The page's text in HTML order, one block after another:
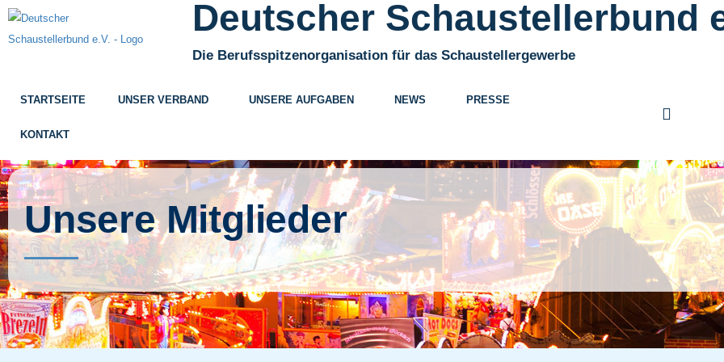
Deutscher Schaustellerbund
Die Berufsspitzenorganisation für das Schaustellergewerbe
STARTSEITE UNSER VERBAND UNSERE AUFGABEN NEWS PRESSE
KONTAKT
Unsere Mitglieder